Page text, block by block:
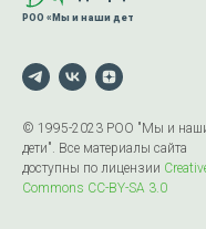
© 1995-2023 РОО "Мы и
дети". Все материалы сайта
доступны по лицензии
Commons СС-BY-SA 3.0